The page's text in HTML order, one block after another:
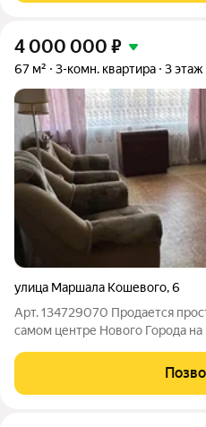
4 000 000 ₽
67 м² 3-комн. квартира 3 этаж
улица Маршала Кошевого,6
Арт. 134729070 Продается
самом центре Нового Города
планировки на 3-м этаже
Особенности квартиры: